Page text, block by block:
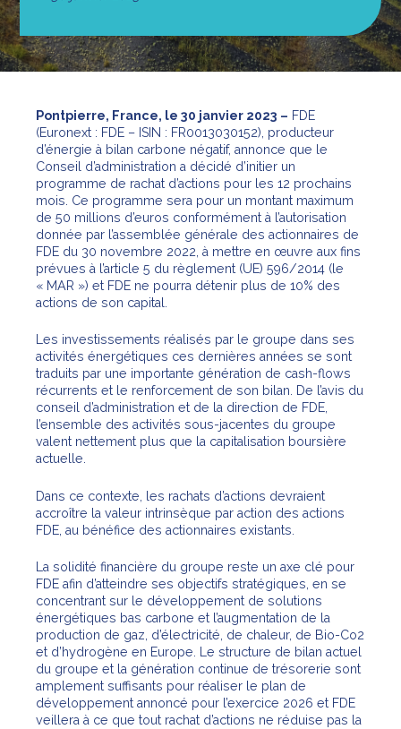
Pontpierre, France, le 30 janvier 2023 – FDE
(Euronext : FDE – ISIN : FR0013030152), producteur
d’énergie à bilan carbone négatif, annonce que le
Conseil d’administration a décidé d’initier un
programme de rachat d’actions pour les 12 prochains
mois. Ce programme sera pour un montant maximum
de 50 millions d’euros conformément à l’autorisation
donnée par l’assemblée générale des actionnaires de
FDE du 30 novembre 2022, à mettre en œuvre aux fins
prévues à l’article 5 du règlement (UE) 596/2014 (le
« MAR ») et FDE ne pourra détenir plus de 10% des
actions de son capital.
Les investissements réalisés par le groupe dans ses
activités énergétiques ces dernières années se sont
traduits par une importante génération de cash-flows
récurrents et le renforcement de son bilan. De l’avis du
conseil d’administration et de la direction de FDE,
l’ensemble des activités sous-jacentes du groupe
valent nettement plus que la capitalisation boursière
actuelle.
Dans ce contexte, les rachats d’actions devraient
accroître la valeur intrinsèque par action des actions
FDE, au bénéfice des actionnaires existants.
La solidité financière du groupe reste un axe clé pour
FDE afin d’atteindre ses objectifs stratégiques, en se
concentrant sur le développement de solutions
énergétiques bas carbone et l’augmentation de la
production de gaz, d’électricité, de chaleur, de Bio-Co2
et d’hydrogène en Europe. Le structure de bilan actuel
du groupe et la génération continue de trésorerie sont
amplement suffisants pour réaliser le plan de
développement annoncé pour l’exercice 2026 et FDE
veillera à ce que tout rachat d’actions ne réduise pas la